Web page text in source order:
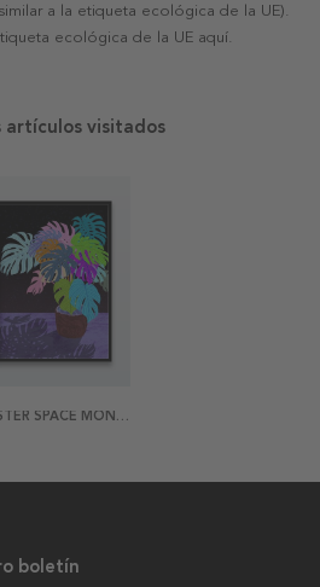
a la etiqueta ecológica de la UE).
ecológica de la UE aquí.
artículos visitados
POSTER SPACE MONSTERA
boletín